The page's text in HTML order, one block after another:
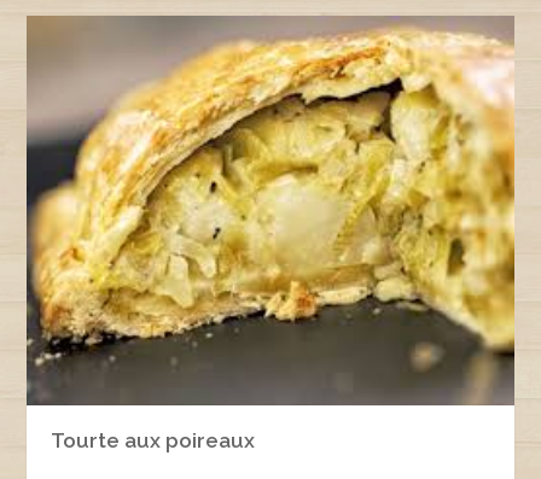
Tourte aux poireaux